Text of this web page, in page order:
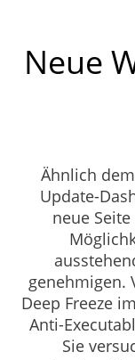
Neue
Ähnlich
Update-
neue
genehmigen.
Deep Freeze
Anti-
Sie